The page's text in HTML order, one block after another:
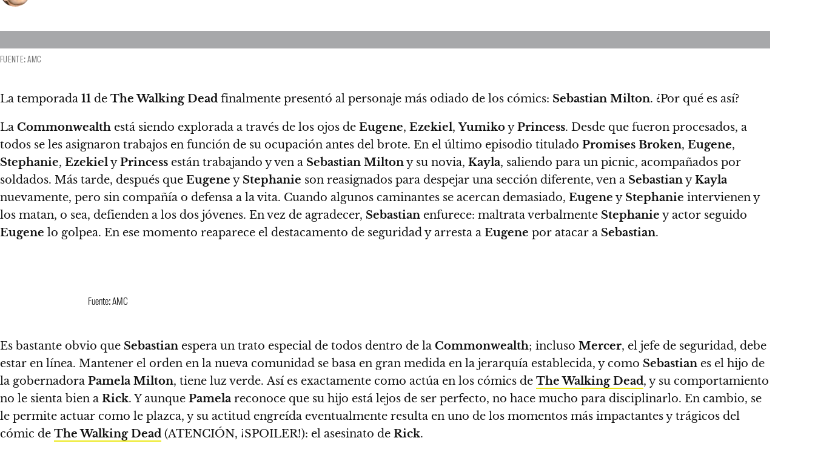
FUENTE: AMC
La temporada 11 de The Walking Dead finalmente presentó al personaje más odiado de los cómics: Sebastian Milton. ¿Por qué es así?
La Commonwealth está siendo explorada a través de los ojos de Eugene, Ezekiel,YumikoyPrincess. Desde que fueron procesados, a
todos se les asignaron trabajos en función de su ocupación antes del brote. En el último episodio titulado Promises Broken, Eugene,
Stephanie, EzekielyPrincess están trabajando y ven a Sebastian Miltony su novia, Kayla, saliendo para un picnic, acompañados por
soldados. Más tarde, después que Eugene y Stephanie son reasignados para despejar una sección diferente, ven a SebastianyKayla
nuevamente, pero sin compañía o defensa a la vita. Cuando algunos caminantes se acercan demasiado, Eugene y Stephanie intervienen y
los matan, o sea, defienden a los dos jóvenes. En vez de agradecer, Sebastian enfurece: maltrata verbalmente Stephanie y actor seguido
Eugene lo golpea. En ese momento reaparece el destacamento de seguridad y arresta a Eugene por atacar a Sebastian.
Fuente: AMC
Es bastante obvio que Sebastian espera un trato especial de todos dentro de la Commonwealth; incluso Mercer, el jefe de seguridad, debe
estar en línea. Mantener el orden en la nueva comunidad se basa en gran medida en la jerarquía establecida, y como Sebastian es el hijo de
la gobernadora Pamela Milton, tiene luz verde. Así es exactamente como actúa en los cómics de The Walking Dead, y su comportamiento
no le sienta bien a Rick. Y aunque Pamela reconoce que su hijo está lejos de ser perfecto, no hace mucho para disciplinarlo. En cambio, se
le permite actuar como le plazca, y su actitud engreída eventualmente resulta en uno de los momentos más impactantes y trágicos del
cómic de The Walking Dead (ATENCIÓN, ¡SPOILER!): el asesinato de Rick.